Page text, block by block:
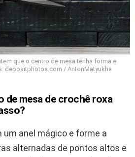
que o centro de mesa tenha forma e
depositphotos.com / AntonMatyukha
de mesa de crochê roxa
um anel mágico e forme a
alternadas de pontos altos e